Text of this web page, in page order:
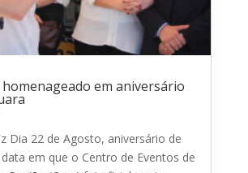
homenageado em aniversário
Dia 22 de Agosto, aniversário de
em que o Centro de Eventos de